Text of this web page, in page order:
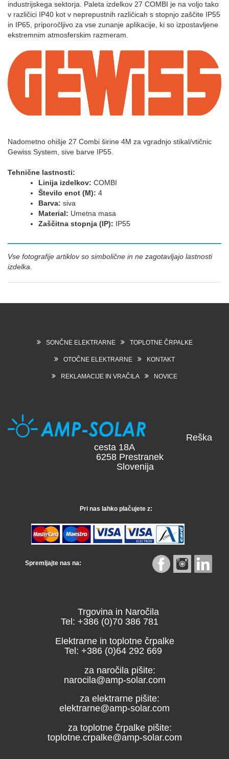
industrijskega sektorja. Paleta izdelkov 27 COMBI je na voljo tako
v različici IP40 kot v neprepustnih različicah s stopnjo zaščite IP55
in IP65, priporočljivo za vse zunanje aplikacije, ki so izpostavljene
ekstremnim atmosferskim razmeram.
Nadometno ohišje 27 Combi širine 4M za vgradnjo stikal/vtičnic
Gewiss System, sive barve IP55.
Tehnične lastnosti:
Linija izdelkov: COMBI
Število enot (M): 4
Barva: siva
Material: Umetna masa
Zaščitna stopnja (IP): IP55
Vse fotografije artiklov so simbolične in ne zagotavljajo lastnosti
izdelka.
SONČNE ELEKTRARNE TOPLOTNE ČRPALKE
OTOČNE ELEKTRARNE KONTAKT
REKLAMACIJE IN VRAČILA NOVICE
Reška
cesta 18A
6258 Prestranek
Slovenija
Pri nas lahko plačujete z:
Spremljajte nas na:
Trgovina in Naročila
Tel: +386 (0)70 386 781
Elektrarne in toplotne črpalke
Tel: +386 (0)64 292 669
za naročila pišite:
narocila@amp-solar.com
za elektrarne pišite:
elektrarne@amp-solar.com
za toplotne črpalke pišite:
toplotne.crpalke@amp-solar.com